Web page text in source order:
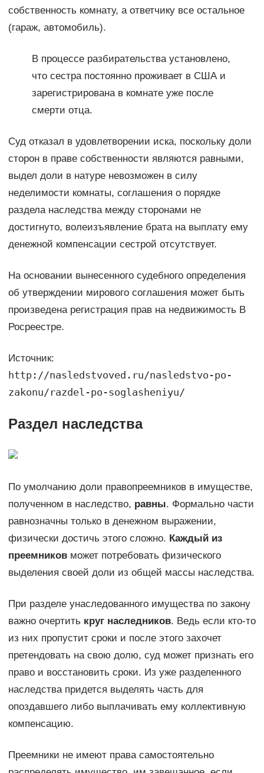
собственность комнату, а ответчику все остальное
(гараж, автомобиль).
В процессе разбирательства установлено,
что сестра постоянно проживает в США и
зарегистрирована в комнате уже после
смерти отца.
Суд отказал в удовлетворении иска, поскольку доли
сторон в праве собственности являются равными,
выдел доли в натуре невозможен в силу
неделимости комнаты, соглашения о порядке
раздела наследства между сторонами не
достигнуто, волеизъявление брата на выплату ему
денежной компенсации сестрой отсутствует.
На основании вынесенного судебного определения
об утверждении мирового соглашения может быть
произведена регистрация прав на недвижимость В
Росреестре.
Источник:
http://nasledstvoved.ru/nasledstvo-po-
zakonu/razdel-po-soglasheniyu/
Раздел наследства
По умолчанию доли правопреемников в имуществе,
полученном в наследство, равны. Формально части
равнозначны только в денежном выражении,
физически достичь этого сложно. Каждый из
преемниковможет потребовать физического
выделения своей доли из общей массы наследства.
При разделе унаследованного имущества по закону
важно очертить круг наследников. Ведь если кто-то
из них пропустит сроки и после этого захочет
претендовать на свою долю, суд может признать его
право и восстановить сроки. Из уже разделенного
наследства придется выделять часть для
опоздавшего либо выплачивать ему коллективную
компенсацию.
Преемники не имеют права самостоятельно